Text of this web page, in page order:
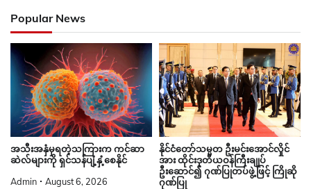
Popular News
အသီးအနှံမှရတဲ့သကြားက ကင်ဆာ
ဆဲလ်များကို ရှင်သန်ပျံ့နှံ့စေနိုင်
Admin August 6, 2026
နိုင်ငံတော်သမ္မတ ဦးမင်းအောင်လှိုင်
အား ထိုင်းဒုတိယဝန်ကြီးချုပ်
ဦးဆောင်၍ ဂုဏ်ပြုတပ်ဖွဲ့ဖြင့် ကြိုဆို
ဂုဏ်ပြု